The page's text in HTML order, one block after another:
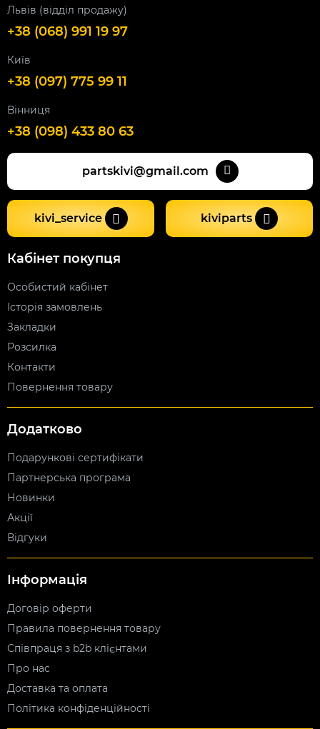
Львів (відділ продажу)
+38 (068) 991 19 97
Київ
+38 (097) 775 99 11
Вінниця
+38 (098) 433 80 63
partskivi@gmail.com
kivi_service kiviparts
Кабінет покупця
Особистий кабінет
Історія замовлень
Закладки
Розсилка
Контакти
Повернення товару
Додатково
Подарункові сертифікати
Партнерська програма
Новинки
Акції
Відгуки
Інформація
Договір оферти
Правила повернення товару
Співпраця з b2b клієнтами
Про нас
Доставка та оплата
Політика конфіденційності